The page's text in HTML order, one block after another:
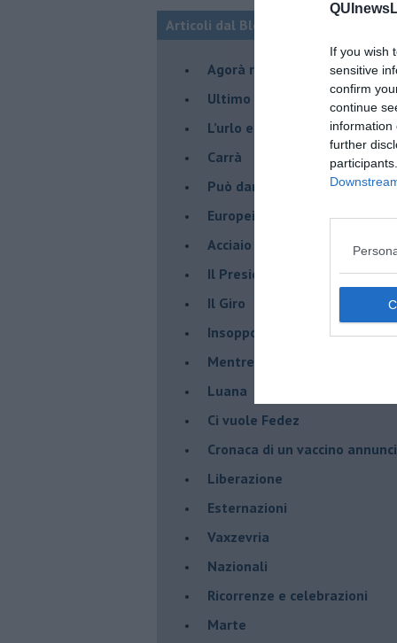
If you wish
sensitive
confirm
continue
information
further
Articoli dal Blog “Pensieri della
​Agorà reloaded
Ultimo
​L’urlo e gli inglesi
Carrà
Può darsi
Europei
Acciaio
Il Presidente
​Il Giro
Insopportabile
​Mentre
Luana
​Ci vuole Fedez
​Cronaca di un vaccino
​Liberazione
Esternazioni
Vaxzevria
Nazionali
​Ricorrenze e celebrazioni
Marte